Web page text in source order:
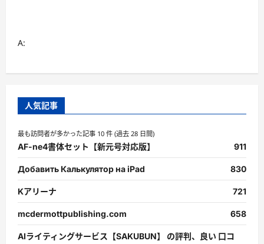
A:
人気記事
最も訪問者が多かった記事 10 件 (過去 28 日間)
AF-ne4書体セット【新元号対応版】 911
Добавить Калькулятор на iPad 830
Kアリーナ 721
mcdermottpublishing.com 658
AIライティングサービス【SAKUBUN】 の評判、良い 口コ